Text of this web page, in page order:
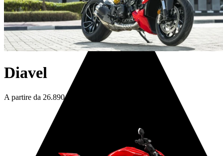
Diavel
A partire da 26.890,00 €